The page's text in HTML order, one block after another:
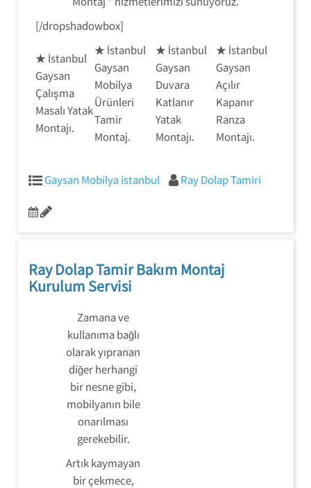
[/dropshadowbox]
★ İstanbul
Gaysan
Çalışma
Masalı Yatak
Montajı.
★ İstanbul
Gaysan
Mobilya
Ürünleri
Tamir
Montaj.
★ İstanbul
Gaysan
Duvara
Katlanır
Yatak
Montajı.
★ İstanbul
Gaysan
Açılır
Kapanır
Ranza
Montajı.
Gaysan Mobilya istanbul Ray Dolap Tamiri
Ray Dolap Tamir Bakım Montaj
Kurulum Servisi
Zamana ve
kullanıma bağlı
olarak yıpranan
diğer herhangi
bir nesne gibi,
mobilyanın bile
onarılması
gerekebilir.
Artık kaymayan
bir çekmece,